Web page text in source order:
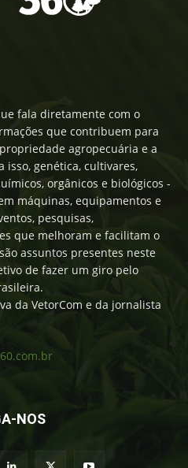
fala diretamente com o
que contribuem para
agropecuária e a
isso, genética, cultivares,
orgânicos e biológicos -
máquinas, equipamentos e
pesquisas,
que melhoram e facilitam o
assuntos presentes neste
de fazer um giro pelo
da VetorCom e da jornalista
NOS